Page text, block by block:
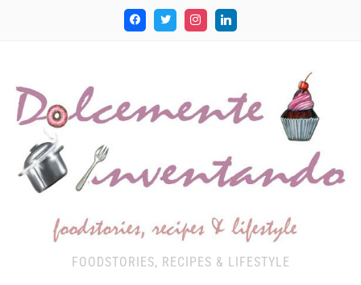
FOODSTORIES, RECIPES & LIFESTYLE